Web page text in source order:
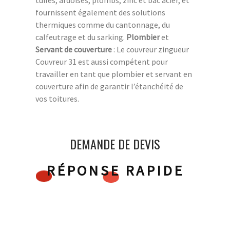
fournissent également des solutions
thermiques comme du cantonnage, du
calfeutrage et du sarking. Plombieret
Servant de couverture : Le couvreur zingueur
Couvreur 31 est aussi compétent pour
travailler en tant que plombier et servant en
couverture afin de garantir l’étanchéité de
vos toitures.
DEMANDE DE DEVIS
RÉPONSE RAPIDE